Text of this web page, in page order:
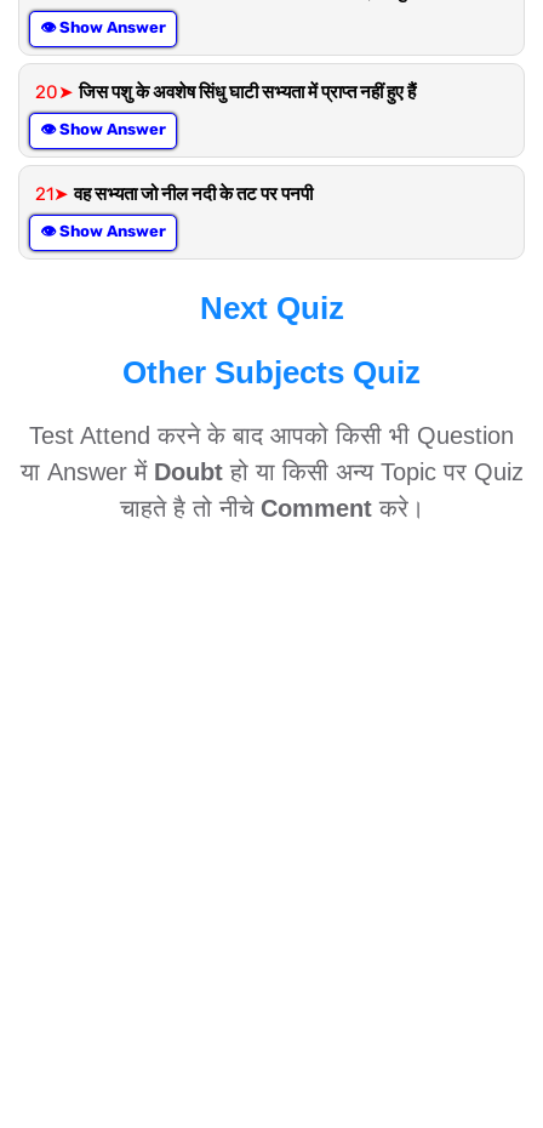
👁 Show Answer
20➤जिस पशु के अवशेष सिंधु घाटी सभ्यता में प्राप्त नहीं हुए हैं
👁 Show Answer
21➤वह सभ्यता जो नील नदी के तट पर पनपी
👁 Show Answer
Next Quiz
Other Subjects Quiz
Test Attend करने के बाद आपको किसी भी Question
या Answer में Doubtहो या किसी अन्य Topic पर Quiz
चाहते है तो नीचे Commentकरे।